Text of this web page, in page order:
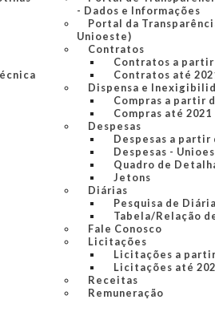
- Dados e Informações
Portal da
Unioeste)
Contratos
Contratos a partir
Contratos até
Dispensa e
Compras a partir
Compras até 2021
Despesas
Despesas a partir
Despesas -
Quadro de
Jetons
Diárias
Pesquisa de
Tabela/Relação
Fale Conosco
Licitações
Licitações a partir
Licitações até
Receitas
Remuneração